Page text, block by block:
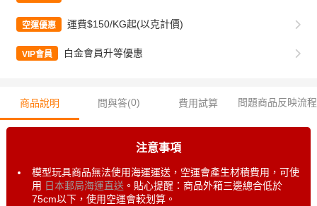
空運優惠 運費$150/KG起(以克計價)
VIP會員 白金會員升等優惠
商品說明 問與答(0) 費用試算 問題商品反映流程
注意事項
模型玩具商品無法使用海運運送，空運會產生材積費用，可使
用 日本郵局海運直送。貼心提醒：商品外箱三邊總合低於
75cm以下，使用空運會較划算。